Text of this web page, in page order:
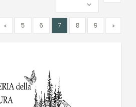
« 5 6 7 8 9 »